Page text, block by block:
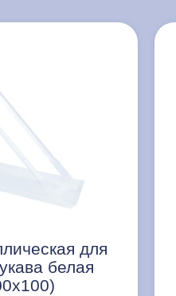
для
белая